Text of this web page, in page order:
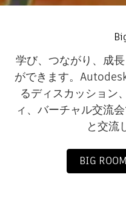
学び、つながり、成
ができます。
るディスカッション
ィ、バーチャル交流
と交流
BIG